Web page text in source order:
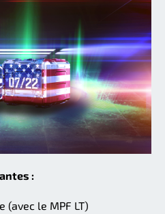
:
(avec le MPF LT)